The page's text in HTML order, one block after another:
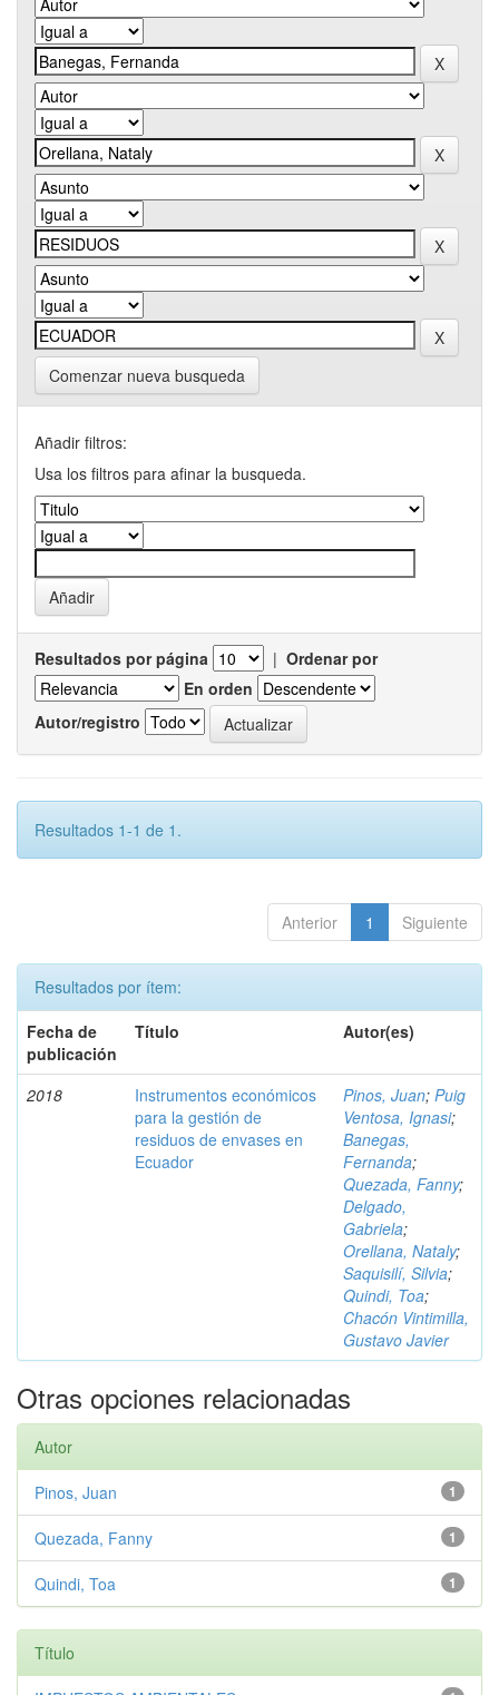
Comenzar nueva busqueda
Añadir filtros:
Usa los filtros para afinar la busqueda.
Resultados por página | Ordenar por
En orden
Autor/registro
Resultados 1-1 de 1.
Anterior 1 Siguiente
Resultados por ítem:
Fecha de
publicación
Título Autor(es)
2018
Instrumentos económicos
para la gestión de
residuos de envases en
Ecuador
Pinos, Juan; Puig
Ventosa, Ignasi;
Banegas,
Fernanda;
Quezada, Fanny;
Delgado,
Gabriela;
Orellana, Nataly;
Saquisilí, Silvia;
Quindi, Toa;
Chacón Vintimilla,
Gustavo Javier
Otras opciones relacionadas
Autor
1
Pinos, Juan
1
Quezada, Fanny
1
Quindi, Toa
Título